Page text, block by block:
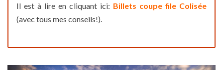
Il est à lire en cliquant ici: Billets coupe file Colisée
(avec tous mes conseils!).